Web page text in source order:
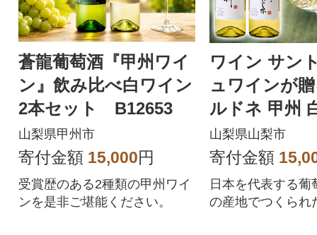
蒼龍葡萄酒『甲州ワイ
ン』飲み比べ白ワイン
2本セット B12653
山梨県甲州市
寄付金額 15,000円
受賞歴のある2種類の甲州ワイ
ンを是非ご堪能ください。
ワイン サン
ュワインが
ルドネ 甲州
2本 セット
山梨県山梨市
寄付金額
日本を代表する葡
の産地でつくられ